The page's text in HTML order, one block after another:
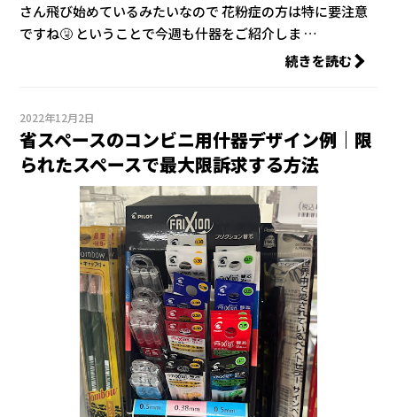
さん飛び始めているみたいなので 花粉症の方は特に要注意
ですね🤧 ということで今週も什器をご紹介しま …
続きを読む
2022年12月2日
省スペースのコンビニ用什器デザイン例｜限
られたスペースで最大限訴求する方法